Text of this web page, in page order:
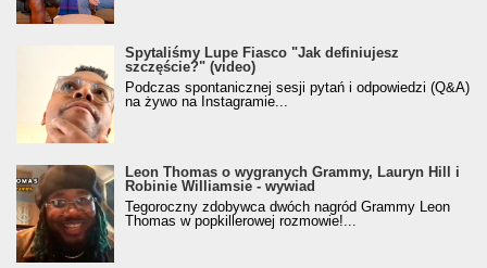
Spytaliśmy Lupe Fiasco "Jak definiujesz
szczęście?" (video)
Podczas spontanicznej sesji pytań i odpowiedzi (Q&A)
na żywo na Instagramie...
Leon Thomas o wygranych Grammy, Lauryn Hill i
Robinie Williamsie - wywiad
Tegoroczny zdobywca dwóch nagród Grammy Leon
Thomas w popkillerowej rozmowie!...